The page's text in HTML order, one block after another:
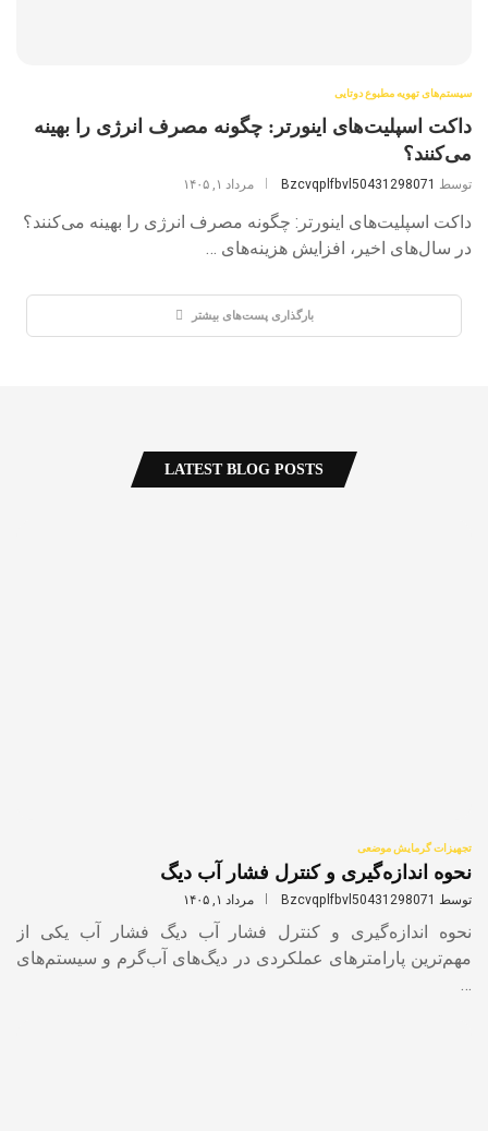
سیستم‌های تهویه مطبوع دوتایی
داکت اسپلیت‌های اینورتر: چگونه مصرف انرژی را بهینه
می‌کنند؟
توسط Bzcvqplfbvl50431298071 مرداد ۱, ۱۴۰۵
داکت اسپلیت‌های اینورتر: چگونه مصرف انرژی را بهینه می‌کنند؟
در سال‌های اخیر، افزایش هزینه‌های …
بارگذاری پست‌های بیشتر
LATEST BLOG POSTS
تجهیزات گرمایش موضعی
نحوه اندازه‌گیری و کنترل فشار آب دیگ
توسط Bzcvqplfbvl50431298071 مرداد ۱, ۱۴۰۵
نحوه اندازه‌گیری و کنترل فشار آب دیگ فشار آب یکی از
مهم‌ترین پارامترهای عملکردی در دیگ‌های آب‌گرم و سیستم‌های
…